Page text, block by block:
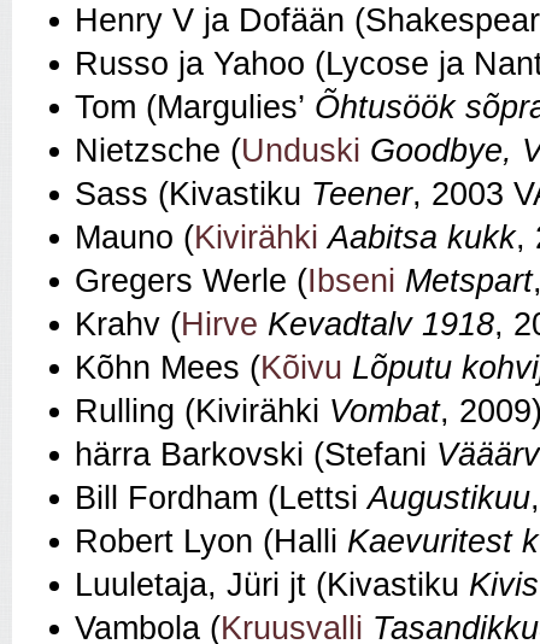
Henry V ja Dofään
Russo ja Yahoo (Lycose ja
Tom (Margulies’ Õhtusöök
Nietzsche (Unduski Goodbye,
Sass (Kivastiku Teener, 2003
Mauno (Kivirähki Aabitsa kukk,
Gregers Werle (Ibseni Metspart
Krahv (Hirve Kevadtalv 1918,
Kõhn Mees (Kõivu Lõputu
Rulling (Kivirähki Vombat,
härra Barkovski (Stefani
Bill Fordham (LettsiAugustikuu
Robert Lyon (Halli Kaevuritest
Luuletaja, Jüri jt (Kivastiku
Vambola (Kruusvalli